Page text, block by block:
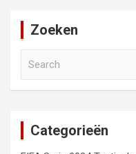
Zoeken
Categorieën